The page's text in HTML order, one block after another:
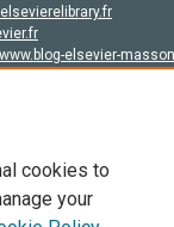
www.blog-elsevier-
cookies to
your